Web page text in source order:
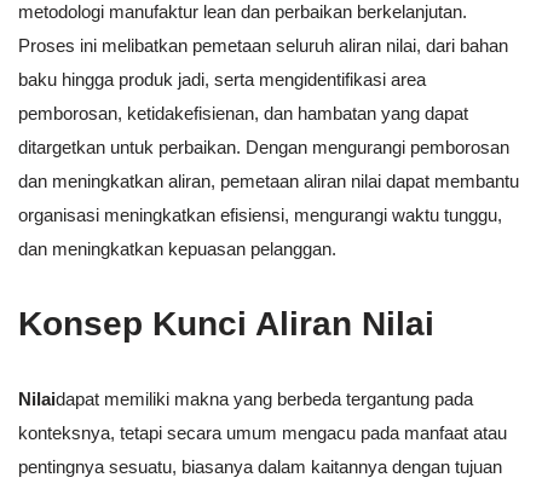
metodologi manufaktur lean dan perbaikan berkelanjutan.
Proses ini melibatkan pemetaan seluruh aliran nilai, dari bahan
baku hingga produk jadi, serta mengidentifikasi area
pemborosan, ketidakefisienan, dan hambatan yang dapat
ditargetkan untuk perbaikan. Dengan mengurangi pemborosan
dan meningkatkan aliran, pemetaan aliran nilai dapat membantu
organisasi meningkatkan efisiensi, mengurangi waktu tunggu,
dan meningkatkan kepuasan pelanggan.
Konsep Kunci Aliran Nilai
Nilaidapat memiliki makna yang berbeda tergantung pada
konteksnya, tetapi secara umum mengacu pada manfaat atau
pentingnya sesuatu, biasanya dalam kaitannya dengan tujuan